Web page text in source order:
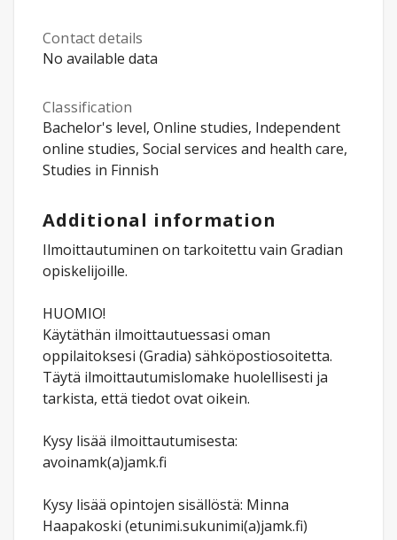
Contact details
No available data
Classification
Bachelor's level, Online studies, Independent
online studies, Social services and health care,
Studies in Finnish
Additional information
Ilmoittautuminen on tarkoitettu vain Gradian
opiskelijoille.
HUOMIO!
Käytäthän ilmoittautuessasi oman
oppilaitoksesi (Gradia) sähköpostiosoitetta.
Täytä ilmoittautumislomake huolellisesti ja
tarkista, että tiedot ovat oikein.
Kysy lisää ilmoittautumisesta:
avoinamk(a)jamk.fi
Kysy lisää opintojen sisällöstä: Minna
Haapakoski (etunimi.sukunimi(a)jamk.fi)